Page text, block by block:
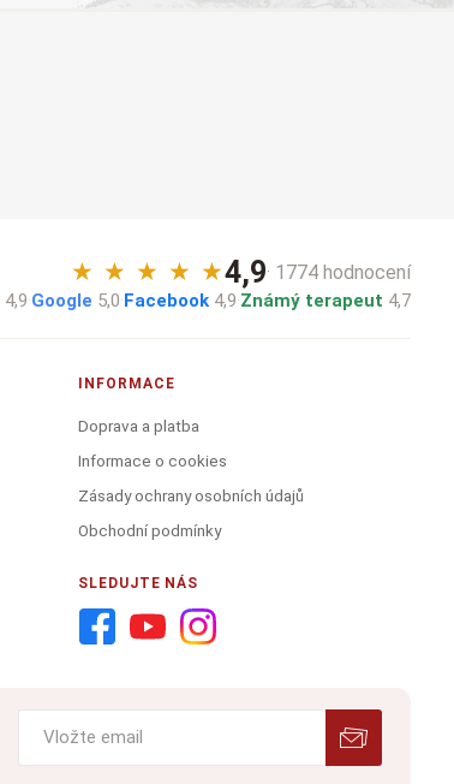
★ ★ ★ ★ ★4,9· 1774 hodnocení
4,9·Google 5,0·Facebook 4,9·Známý terapeut 4,7
INFORMACE
Doprava a platba
Informace o cookies
Zásady ochrany osobních údajů
Obchodní podmínky
SLEDUJTE NÁS